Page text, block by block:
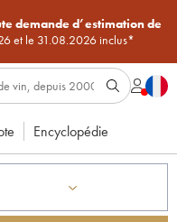
demande d’estimation de
et le 31.08.2026 inclus*
Encyclopédie